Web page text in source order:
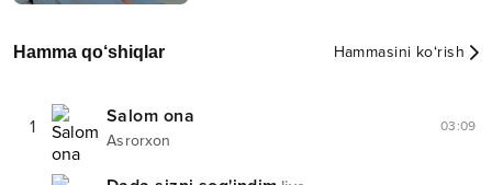
Hamma qo‘shiqlar Hammasini ko‘rish
1 Salom ona
Asrorxon
03:09